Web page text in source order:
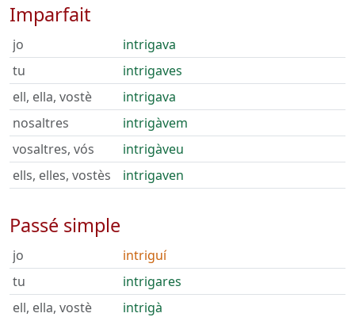
Imparfait
jo
intrigava
tu
intrigaves
ell, ella, vostè
intrigava
nosaltres
intrigàvem
vosaltres, vós
intrigàveu
ells, elles, vostès
intrigaven
Passé simple
jo
intriguí
tu
intrigares
ell, ella, vostè
intrigà